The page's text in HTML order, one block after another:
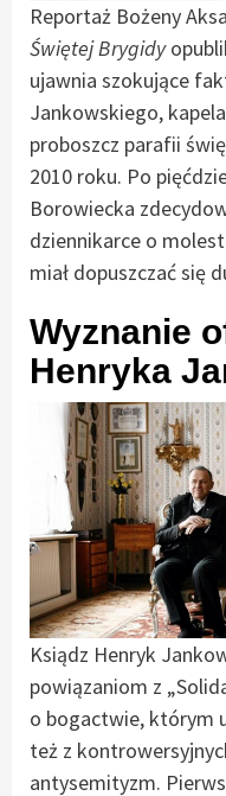
Reportaż Bożeny
Świętej Brygidy
ujawnia szokujące
Jankowskiego,
proboszcz parafii
2010 roku. Po
Borowiecka
dziennikarce o
miał dopuszczać się
Wyznanie
Henryka
Ksiądz Henryk
powiązaniom z
o bogactwie, którym
też z
antysemityzm.